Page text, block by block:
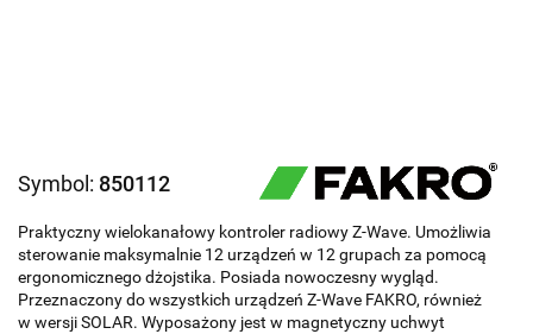
Symbol: 850112
Praktyczny wielokanałowy kontroler radiowy Z-Wave. Umożliwia
sterowanie maksymalnie 12 urządzeń w 12 grupach za pomocą
ergonomicznego dżojstika. Posiada nowoczesny wygląd.
Przeznaczony do wszystkich urządzeń Z-Wave FAKRO, również
w wersji SOLAR. Wyposażony jest w magnetyczny uchwyt